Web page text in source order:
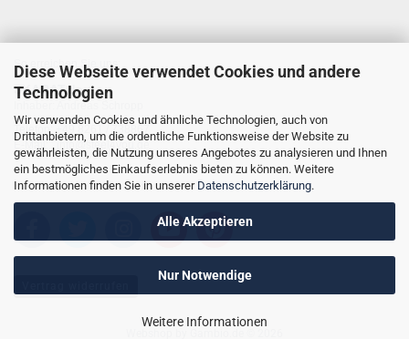
Diese Webseite verwendet Cookies und andere
Technologien
Wir verwenden Cookies und ähnliche Technologien, auch von
Drittanbietern, um die ordentliche Funktionsweise der Website zu
gewährleisten, die Nutzung unseres Angebotes zu analysieren und Ihnen
ein bestmögliches Einkaufserlebnis bieten zu können. Weitere
Informationen finden Sie in unserer Datenschutzerklärung.
Alle Akzeptieren
Nur Notwendige
Weitere Informationen
So erreichen Sie uns:
SKARAT.de
Inhaber: Andreas Schropp
Telefon: +49 8261 / 738867
E-Mail: info@steel4you.de